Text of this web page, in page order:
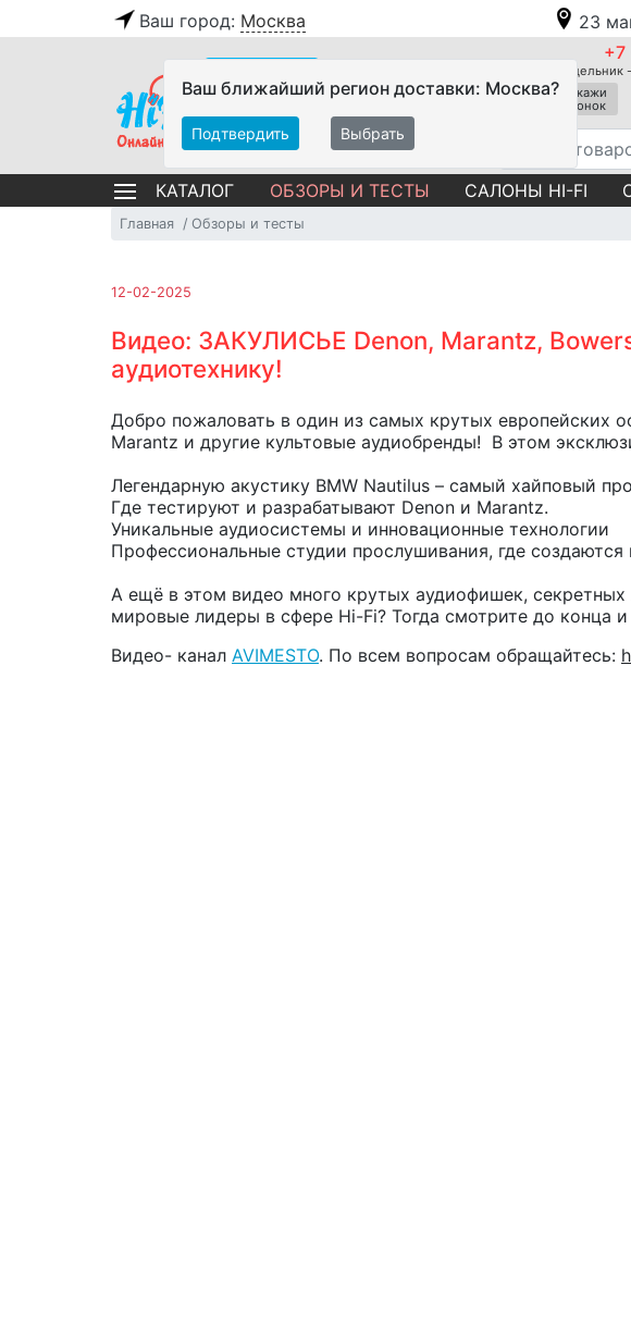
Ваш город: Москва 23
Ваш ближайший регион доставки: Москва?
Подтвердить Выбрать
+7
Понедельник
Закажи
звонок
КАТАЛОГ ОБЗОРЫ И ТЕСТЫ САЛОНЫ HI-FI
Главная Обзоры и тесты
12-02-2025
Видео: ЗАКУЛИСЬЕ Denon, Marantz,
аудиотехнику!
Добро пожаловать в один из самых крутых европейских
Marantz и другие культовые аудиобренды! В этом
Легендарную акустику BMW Nautilus – самый хайповый
Где тестируют и разрабатывают Denon и Marantz.
Уникальные аудиосистемы и инновационные технологии
Профессиональные студии прослушивания, где
А ещё в этом видео много крутых аудиофишек,
мировые лидеры в сфере Hi-Fi? Тогда смотрите до конца и
Видео- канал AVIMESTO. По всем вопросам обращайтесь: